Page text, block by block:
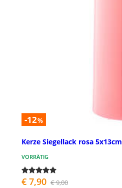
-12%
Kerze Siegellack rosa 5x13cm
VORRÄTIG
€ 7,90 € 9,00